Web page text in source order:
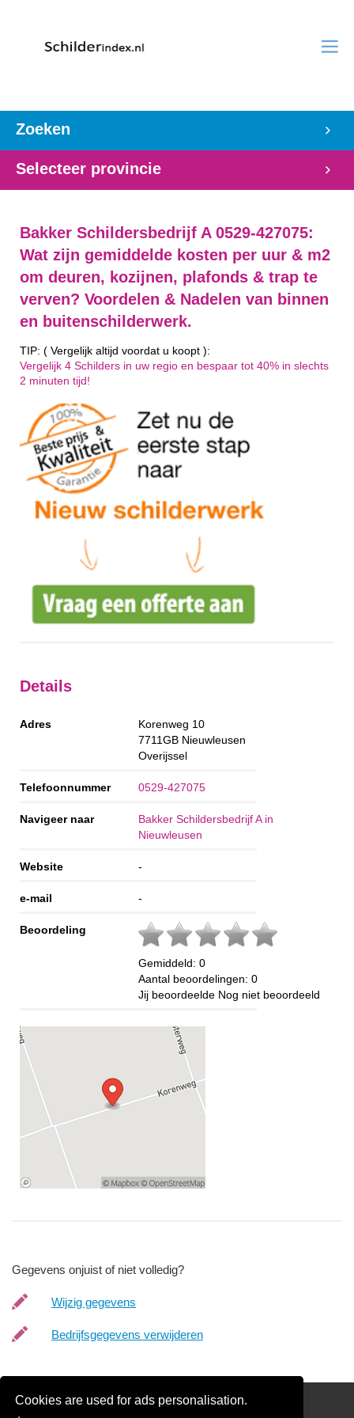
Cookies are used for ads personalisation.
Zoeken
Selecteer provincie
Bakker Schildersbedrijf A 0529-427075:
Wat zijn gemiddelde kosten per uur & m2
om deuren, kozijnen, plafonds & trap te
verven? Voordelen & Nadelen van binnen
en buitenschilderwerk.
TIP: ( Vergelijk altijd voordat u koopt ):
Vergelijk 4 Schilders in uw regio en bespaar tot 40% in slechts
2 minuten tijd!
Details
Adres
Korenweg 10
7711GB Nieuwleusen
Overijssel
Telefoonnummer 0529-427075
Navigeer naar
Bakker Schildersbedrijf A in
Nieuwleusen
Website -
e-mail -
Beoordeling
Gemiddeld: 0
Aantal beoordelingen: 0
Jij beoordeelde Nog niet beoordeeld
Gegevens onjuist of niet volledig?
Wijzig gegevens
Bedrijfsgegevens verwijderen
Schilder Offerte Aanvragen